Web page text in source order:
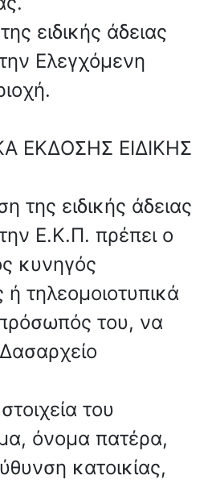
ειδικής άδειας
Ελεγχόμενη
ΕΚΔΟΣΗΣ ΕΙΔΙΚΗΣ
της ειδικής άδειας
Ε.Κ.Π. πρέπει ο
κυνηγός
τηλεομοιοτυπικά
του, να
του
όνομα πατέρα,
κατοικίας,